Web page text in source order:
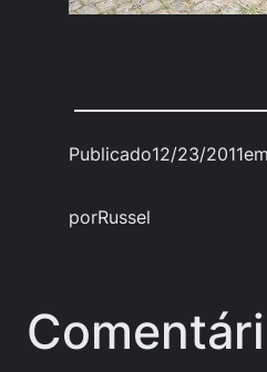
Publicado12/23/2011em
porRussel